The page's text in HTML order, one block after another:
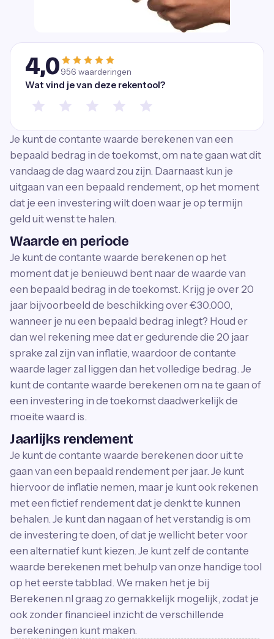
4,0956 waarderingen
Wat vind je van deze rekentool?
Je kunt de contante waarde berekenen van een
bepaald bedrag in de toekomst, om na te gaan wat dit
vandaag de dag waard zou zijn. Daarnaast kun je
uitgaan van een bepaald rendement, op het moment
dat je een investering wilt doen waar je op termijn
geld uit wenst te halen.
Waarde en periode
Je kunt de contante waarde berekenen op het
moment dat je benieuwd bent naar de waarde van
een bepaald bedrag in de toekomst. Krijg je over 20
jaar bijvoorbeeld de beschikking over €30.000,
wanneer je nu een bepaald bedrag inlegt? Houd er
dan wel rekening mee dat er gedurende die 20 jaar
sprake zal zijn van inflatie, waardoor de contante
waarde lager zal liggen dan het volledige bedrag. Je
kunt de contante waarde berekenen om na te gaan of
een investering in de toekomst daadwerkelijk de
moeite waard is.
Jaarlijks rendement
Je kunt de contante waarde berekenen door uit te
gaan van een bepaald rendement per jaar. Je kunt
hiervoor de inflatie nemen, maar je kunt ook rekenen
met een fictief rendement dat je denkt te kunnen
behalen. Je kunt dan nagaan of het verstandig is om
de investering te doen, of dat je wellicht beter voor
een alternatief kunt kiezen. Je kunt zelf de contante
waarde berekenen met behulp van onze handige tool
op het eerste tabblad. We maken het je bij
Berekenen.nl graag zo gemakkelijk mogelijk, zodat je
ook zonder financieel inzicht de verschillende
berekeningen kunt maken.